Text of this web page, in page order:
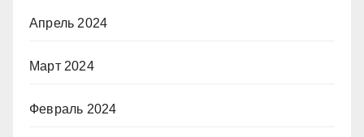
Апрель 2024
Март 2024
Февраль 2024